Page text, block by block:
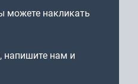
можете накликать
напишите нам и